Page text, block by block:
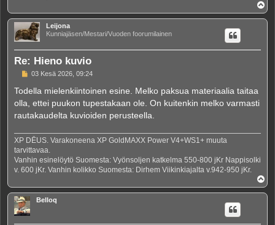
l
ö
Leijona
Kunniajäsen/Mestari/Vuoden foorumilainen
Re: Hieno kuvio
V
e
t
i
03 Kesä 2026, 09:24
Todella mielenkiintoinen esine. Melko paksua materiaalia taitaa
olla, ettei puukon tupestakaan ole. On kuitenkin melko varmasti
rautakaudelta kuvioiden perusteella.
XP DĒUS. Varakoneena XP GoldMAXX Power V4+WS1+ muuta
tarvittavaa.
Vanhin esinelöytö Suomesta: Vyönsoljen katkelma 550-800 jKr Nappisolki
v. 600 jKr. Vanhin kolikko Suomesta: Dirhem Viikinkiajalta v.942-950 jKr.
l
ö
Belloq